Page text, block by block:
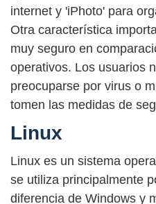
internet y 'iPhoto' para
Otra característica
muy seguro en
operativos. Los usuarios
preocuparse por virus o
tomen las medidas de
Linux
Linux es un sistema
se utiliza principalmente
diferencia de Windows y